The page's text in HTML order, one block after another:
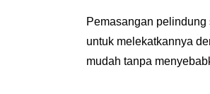
Pemasangan
untuk melekatkannya
mudah tanpa